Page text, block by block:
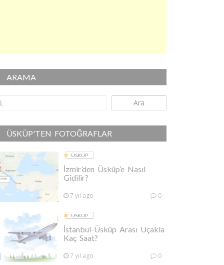
ARAMA
Ara
ÜSKÜP'TEN FOTOĞRAFLAR
ÜSKÜP
İzmir’den Üsküp’e Nasıl
Gidilir?
7 yıl ago 0
ÜSKÜP
İstanbul-Üsküp Arası Uçakla
Kaç Saat?
7 yıl ago 0